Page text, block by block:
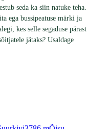
seda ka siin natuke teha.
ega bussipeatuse märki ja
kes selle segaduse pärast
jätaks? Usaldage